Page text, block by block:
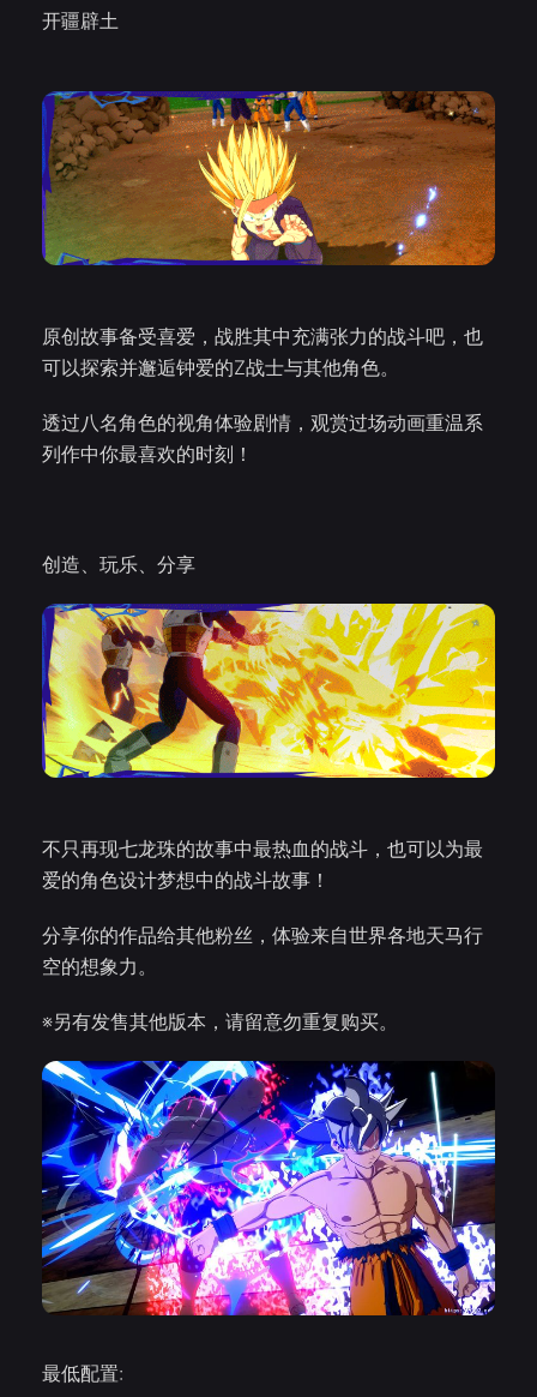
开疆辟土
原创故事备受喜爱，战胜其中充满张力的战斗吧，也
可以探索并邂逅钟爱的Z战士与其他角色。
透过八名角色的视角体验剧情，观赏过场动画重温系
列作中你最喜欢的时刻！
创造、玩乐、分享
不只再现七龙珠的故事中最热血的战斗，也可以为最
爱的角色设计梦想中的战斗故事！
分享你的作品给其他粉丝，体验来自世界各地天马行
空的想象力。
※另有发售其他版本，请留意勿重复购买。
最低配置: